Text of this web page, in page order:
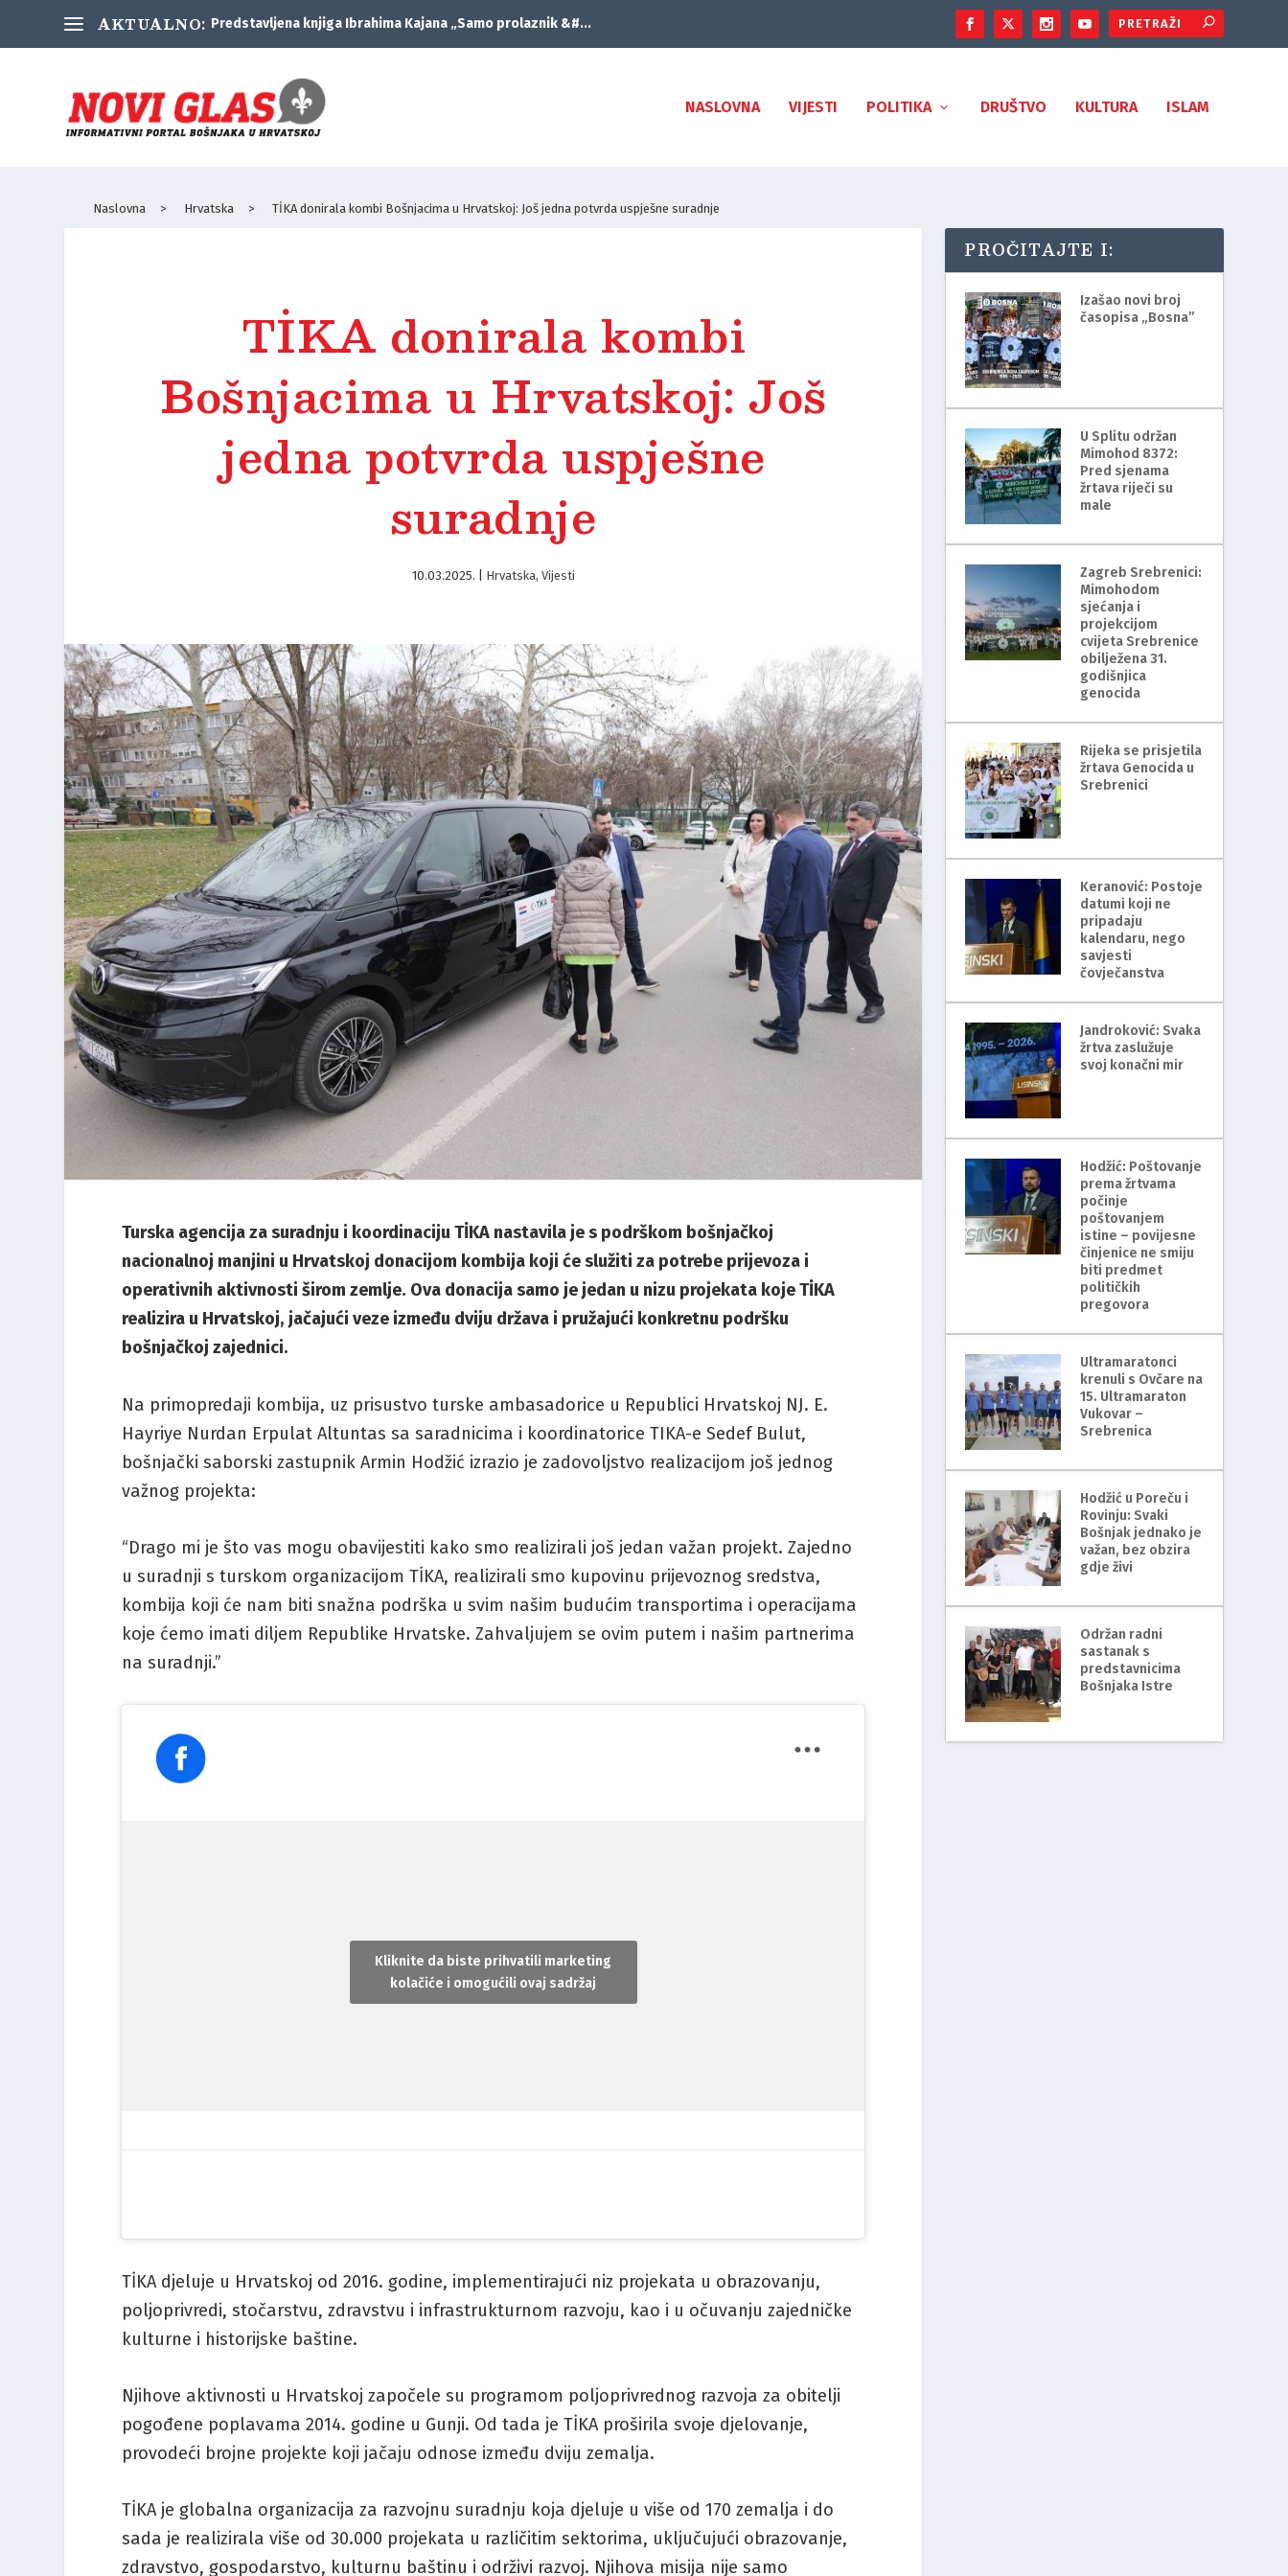
AKTUALNO: Predstavljena knjiga Ibrahima Kajana „Samo prolaznik &#...
NASLOVNA VIJESTI POLITIKA DRUŠTVO KULTURA ISLAM
Naslovna > Hrvatska > TİKA donirala kombi Bošnjacima u Hrvatskoj: Još jedna potvrda uspješne suradnje
TİKA donirala kombi
Bošnjacima u Hrvatskoj: Još
jedna potvrda uspješne
suradnje
10.03.2025. Hrvatska, Vijesti
Turska agencija za suradnju i koordinaciju TİKA nastavila je s podrškom bošnjačkoj
nacionalnoj manjini u Hrvatskoj donacijom kombija koji će služiti za potrebe prijevoza i
operativnih aktivnosti širom zemlje. Ova donacija samo je jedan u nizu projekata koje TİKA
realizira u Hrvatskoj, jačajući veze između dviju država i pružajući konkretnu podršku
bošnjačkoj zajednici.
Na primopredaji kombija, uz prisustvo turske ambasadorice u Republici Hrvatskoj NJ. E.
Hayriye Nurdan Erpulat Altuntas sa saradnicima i koordinatorice TIKA-e Sedef Bulut,
bošnjački saborski zastupnik Armin Hodžić izrazio je zadovoljstvo realizacijom još jednog
važnog projekta:
“Drago mi je što vas mogu obavijestiti kako smo realizirali još jedan važan projekt. Zajedno
u suradnji s turskom organizacijom TİKA, realizirali smo kupovinu prijevoznog sredstva,
kombija koji će nam biti snažna podrška u svim našim budućim transportima i operacijama
koje ćemo imati diljem Republike Hrvatske. Zahvaljujem se ovim putem i našim partnerima
na suradnji.”
Kliknite da biste prihvatili marketing
kolačiće i omogućili ovaj sadržaj
TİKA djeluje u Hrvatskoj od 2016. godine, implementirajući niz projekata u obrazovanju,
poljoprivredi, stočarstvu, zdravstvu i infrastrukturnom razvoju, kao i u očuvanju zajedničke
kulturne i historijske baštine.
Njihove aktivnosti u Hrvatskoj započele su programom poljoprivrednog razvoja za obitelji
pogođene poplavama 2014. godine u Gunji. Od tada je TİKA proširila svoje djelovanje,
provodeći brojne projekte koji jačaju odnose između dviju zemalja.
TİKA je globalna organizacija za razvojnu suradnju koja djeluje u više od 170 zemalja i do
sada je realizirala više od 30.000 projekata u različitim sektorima, uključujući obrazovanje,
zdravstvo, gospodarstvo, kulturnu baštinu i održivi razvoj. Njihova misija nije samo
PROČITAJTE I:
Izašao novi broj
časopisa „Bosna”
U Splitu održan
Mimohod 8372:
Pred sjenama
žrtava riječi su
male
Zagreb Srebrenici:
Mimohodom
sjećanja i
projekcijom
cvijeta Srebrenice
obilježena 31.
godišnjica
genocida
Rijeka se prisjetila
žrtava Genocida u
Srebrenici
Keranović: Postoje
datumi koji ne
pripadaju
kalendaru, nego
savjesti
čovječanstva
Jandroković: Svaka
žrtva zaslužuje
svoj konačni mir
Hodžić: Poštovanje
prema žrtvama
počinje
poštovanjem
istine – povijesne
činjenice ne smiju
biti predmet
političkih
pregovora
Ultramaratonci
krenuli s Ovčare na
15. Ultramaraton
Vukovar –
Srebrenica
Hodžić u Poreču i
Rovinju: Svaki
Bošnjak jednako je
važan, bez obzira
gdje živi
Održan radni
sastanak s
predstavnicima
Bošnjaka Istre